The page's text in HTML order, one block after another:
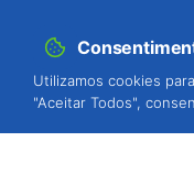
Utilizamos cookies
"Aceitar Todos",